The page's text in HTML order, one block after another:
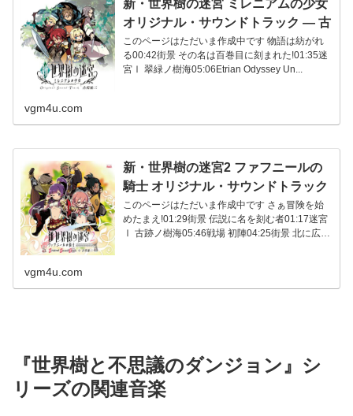
新・世界樹の迷宮 ミレニアムの少女
オリジナル・サウンドトラック ― 古
代祐三
このページはただいま作成中です 物語は紡がれ
る00:42街景 その名は百巻目に刻まれた!01:35迷
宮Ⅰ 翠緑ノ樹海05:06Etrian Odyssey Un...
vgm4u.com
新・世界樹の迷宮2 ファフニールの
騎士 オリジナル・サウンドトラック
― 古代祐三
このページはただいま作成中です さぁ冒険を始
めたまえ!01:29街景 伝説に名を刻む者01:17迷宮
Ⅰ 古跡ノ樹海05:46戦場 初陣04:25街景 北に広が
vgm4u.com
『世界樹と不思議のダンジョン』シ
リーズの関連音楽